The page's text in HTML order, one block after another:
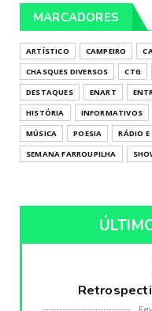
MARCADORES
ARTÍSTICO CAMPEIRO
CHASQUES DIVERSOS
CTG
DESTAQUES
ENART
HISTÓRIA
INFORMATIVOS
MÚSICA
POESIA RÁDIO E
SEMANA FARROUPILHA